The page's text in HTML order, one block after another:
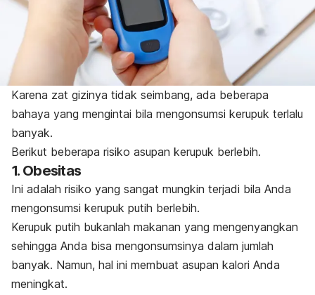
Karena zat gizinya tidak seimbang, ada beberapa
bahaya yang mengintai bila mengonsumsi kerupuk terlalu
banyak.
Berikut beberapa risiko asupan kerupuk berlebih.
1. Obesitas
Ini adalah risiko yang sangat mungkin terjadi bila Anda
mengonsumsi kerupuk putih berlebih.
Kerupuk putih bukanlah makanan yang mengenyangkan
sehingga Anda bisa mengonsumsinya dalam jumlah
banyak. Namun, hal ini membuat asupan kalori Anda
meningkat.